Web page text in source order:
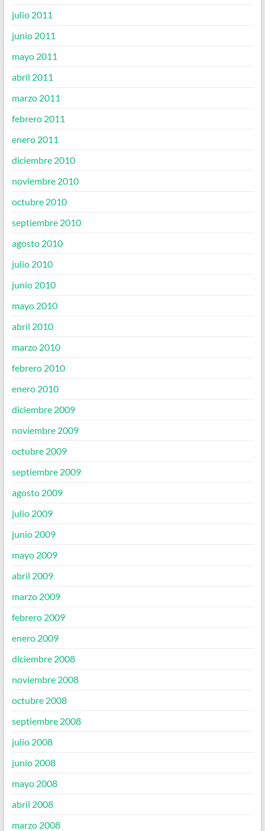
julio 2011
junio 2011
mayo 2011
abril 2011
marzo 2011
febrero 2011
enero 2011
diciembre 2010
noviembre 2010
octubre 2010
septiembre 2010
agosto 2010
julio 2010
junio 2010
mayo 2010
abril 2010
marzo 2010
febrero 2010
enero 2010
diciembre 2009
noviembre 2009
octubre 2009
septiembre 2009
agosto 2009
julio 2009
junio 2009
mayo 2009
abril 2009
marzo 2009
febrero 2009
enero 2009
diciembre 2008
noviembre 2008
octubre 2008
septiembre 2008
julio 2008
junio 2008
mayo 2008
abril 2008
marzo 2008